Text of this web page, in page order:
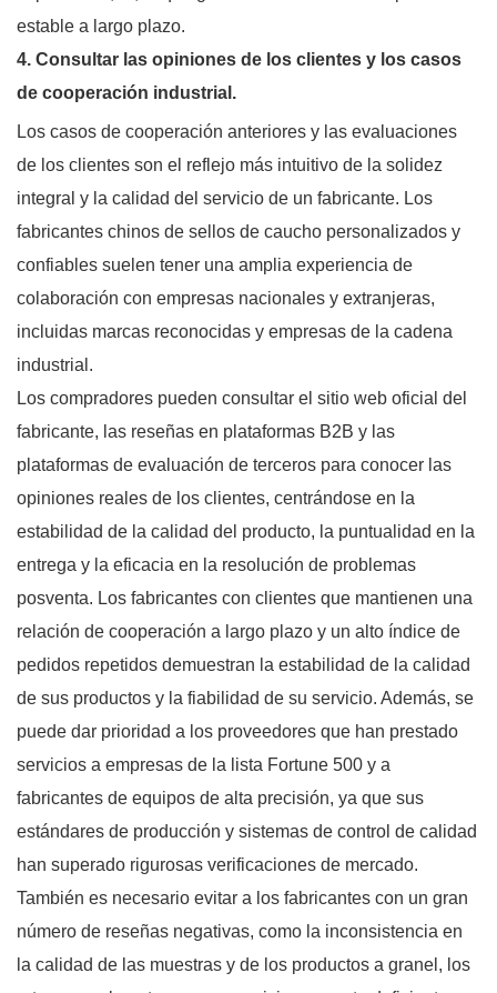
estable a largo plazo.
4. Consultar las opiniones de los clientes y los casos
de cooperación industrial.
Los casos de cooperación anteriores y las evaluaciones
de los clientes son el reflejo más intuitivo de la solidez
integral y la calidad del servicio de un fabricante. Los
fabricantes chinos de sellos de caucho personalizados y
confiables suelen tener una amplia experiencia de
colaboración con empresas nacionales y extranjeras,
incluidas marcas reconocidas y empresas de la cadena
industrial.
Los compradores pueden consultar el sitio web oficial del
fabricante, las reseñas en plataformas B2B y las
plataformas de evaluación de terceros para conocer las
opiniones reales de los clientes, centrándose en la
estabilidad de la calidad del producto, la puntualidad en la
entrega y la eficacia en la resolución de problemas
posventa. Los fabricantes con clientes que mantienen una
relación de cooperación a largo plazo y un alto índice de
pedidos repetidos demuestran la estabilidad de la calidad
de sus productos y la fiabilidad de su servicio. Además, se
puede dar prioridad a los proveedores que han prestado
servicios a empresas de la lista Fortune 500 y a
fabricantes de equipos de alta precisión, ya que sus
estándares de producción y sistemas de control de calidad
han superado rigurosas verificaciones de mercado.
También es necesario evitar a los fabricantes con un gran
número de reseñas negativas, como la inconsistencia en
la calidad de las muestras y de los productos a granel, los